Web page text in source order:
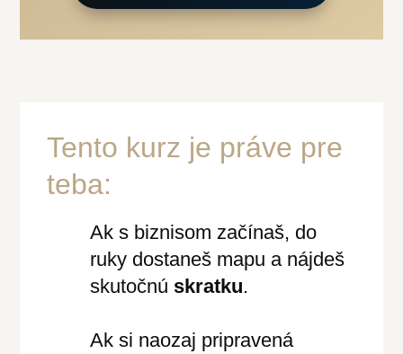
Tento kurz je práve pre
teba:
Ak s biznisom začínaš, do
ruky dostaneš mapu a nájdeš
skutočnú skratku.
Ak si naozaj pripravená